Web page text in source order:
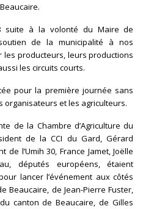
suite à la volonté du Maire de
de la municipalité à nos
les producteurs, leurs productions
les circuits courts.
pour la première journée sans
organisateurs et les agriculteurs.
de la Chambre d’Agriculture du
de la CCI du Gard, Gérard
de l’Umih 30, France Jamet, Joëlle
députés européens, étaient
lancer l’événement aux côtés
Beaucaire, de Jean-Pierre Fuster,
canton de Beaucaire, de Gilles